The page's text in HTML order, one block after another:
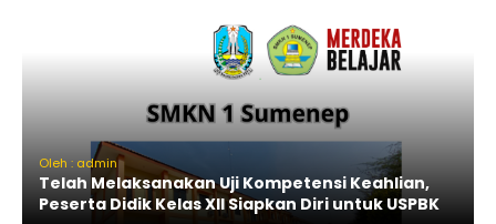
Oleh : admin
Telah Melaksanakan Uji Kompetensi Keahlian,
Peserta Didik Kelas XII Siapkan Diri untuk USPBK